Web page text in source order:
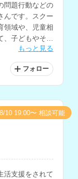
問題行動などの
んです。スクー
領域や、児童相
子どもやその
もっと見る
フォロー
活支援をされて
8/10 19:00〜 相談可能